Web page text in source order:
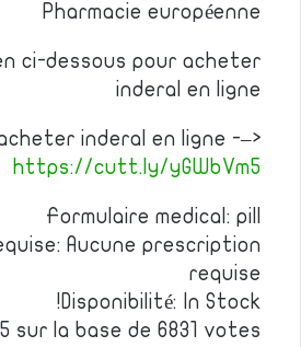
Pharmacie européenne
ci-dessous pour acheter
inderal en ligne
inderal en ligne -–>
https://cutt.ly/yGWbVm5
Formulaire medical: pill
Aucune prescription
requise
Disponibilité: In Stock!
sur la base de 6831 votes